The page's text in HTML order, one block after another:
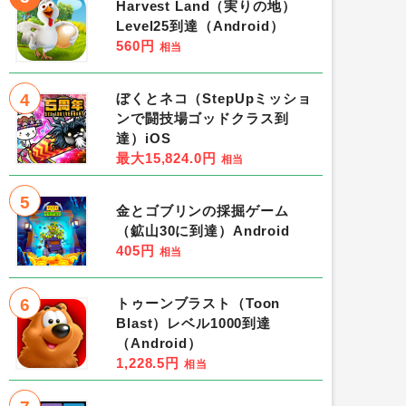
Harvest Land（実りの地）
Level25到達（Android）
560円 相当
4
ぼくとネコ（StepUpミッショ
ンで闘技場ゴッドクラス到
達）iOS
最大15,824.0円 相当
5
金とゴブリンの採掘ゲーム
（鉱山30に到達）Android
405円 相当
6
トゥーンブラスト（Toon
Blast）レベル1000到達
（Android）
1,228.5円 相当